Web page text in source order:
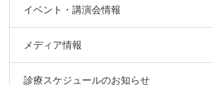
イベント・講演会情報
メディア情報
診療スケジュールのお知らせ